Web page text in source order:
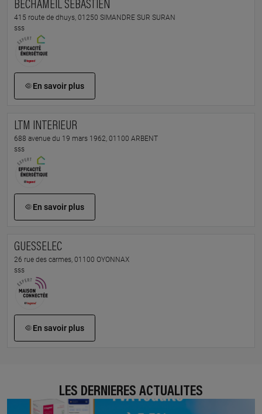
BECHAMEIL SEBASTIEN
415 route de dhuys, 01250 SIMANDRE SUR SURAN
sss
En savoir plus
LTM INTERIEUR
688 avenue du 19 mars 1962, 01100 ARBENT
sss
En savoir plus
GUESSELEC
26 rue des carmes, 01100 OYONNAX
sss
En savoir plus
LES DERNIÈRES ACTUALITÉS